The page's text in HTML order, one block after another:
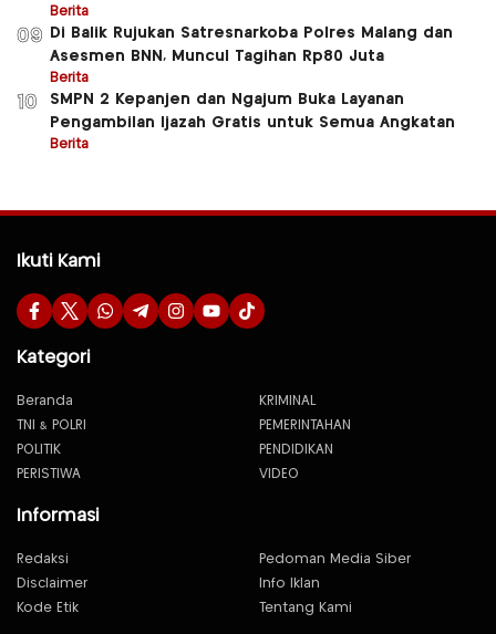
Berita
09
Di Balik Rujukan Satresnarkoba Polres Malang dan
Asesmen BNN, Muncul Tagihan Rp80 Juta
Berita
10
SMPN 2 Kepanjen dan Ngajum Buka Layanan
Pengambilan Ijazah Gratis untuk Semua Angkatan
Berita
Ikuti Kami
Kategori
Beranda
KRIMINAL
TNI & POLRI
PEMERINTAHAN
POLITIK
PENDIDIKAN
PERISTIWA
VIDEO
Informasi
Redaksi
Pedoman Media Siber
Disclaimer
Info Iklan
Kode Etik
Tentang Kami